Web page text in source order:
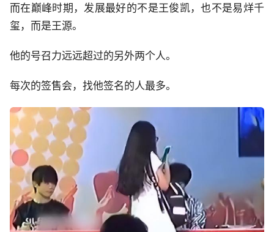
而在巅峰时期，发展最好的不是王俊凯，也不是易烊千
玺，而是王源。
他的号召力远远超过的另外两个人。
每次的签售会，找他签名的人最多。